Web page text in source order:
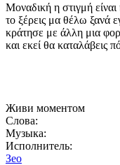
Μοναδική η στιγμή
το ξέρεις μα θέλω ξανά
κράτησε με άλλη μια
και εκεί θα καταλάβεις
Живи моментом
Слова:
Музыка:
Исполнитель:
Зео